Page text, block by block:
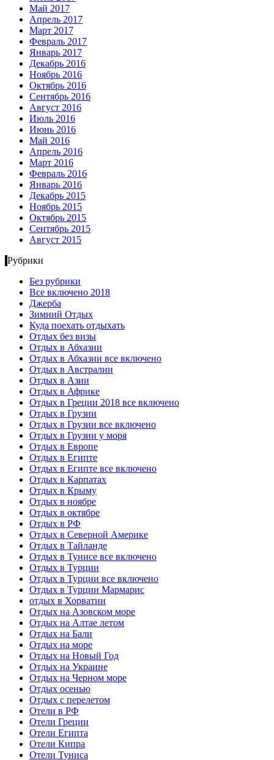
Май 2017
Апрель 2017
Март 2017
Февраль 2017
Январь 2017
Декабрь 2016
Ноябрь 2016
Октябрь 2016
Сентябрь 2016
Август 2016
Июль 2016
Июнь 2016
Май 2016
Апрель 2016
Март 2016
Февраль 2016
Январь 2016
Декабрь 2015
Ноябрь 2015
Октябрь 2015
Сентябрь 2015
Август 2015
Рубрики
Без рубрики
Все включено 2018
Джерба
Зимний Отдых
Куда поехать отдыхать
Отдых без визы
Отдых в Абхазии
Отдых в Абхазии все включено
Отдых в Австралии
Отдых в Азии
Отдых в Африке
Отдых в Греции 2018 все включено
Отдых в Грузии
Отдых в Грузии все включено
Отдых в Грузии у моря
Отдых в Европе
Отдых в Египте
Отдых в Египте все включено
Отдых в Карпатах
Отдых в Крыму
Отдых в ноябре
Отдых в октябре
Отдых в РФ
Отдых в Северной Америке
Отдых в Тайланде
Отдых в Тунисе все включено
Отдых в Турции
Отдых в Турции все включено
Отдых в Турции Мармарис
отдых в Хорватии
Отдых на Азовском море
Отдых на Алтае летом
Отдых на Бали
Отдых на море
Отдых на Новый Год
Отдых на Украине
Отдых на Черном море
Отдых осенью
Отдых с перелетом
Отели в РФ
Отели Греции
Отели Египта
Отели Кипра
Отели Туниса